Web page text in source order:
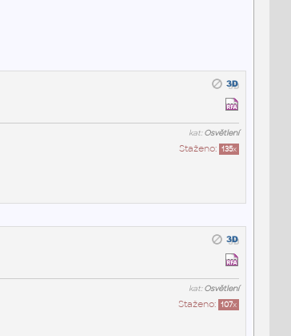
kat:Osvětlení
Staženo: 135x
kat:Osvětlení
Staženo: 107x